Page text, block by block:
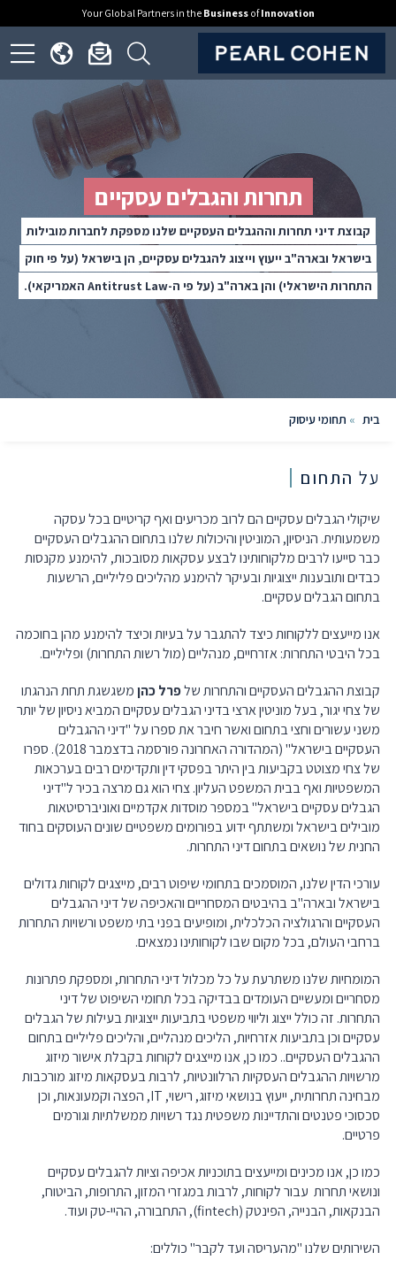
Your Global Partners in the BusinessofInnovation
Click
to
open
search
form
Click
to
open
dialog
Click
to
open
menu
תחרות והגבלים עסקיים
קבוצת דיני תחרות וההגבלים העסקיים שלנו מספקת לחברות מובילות
בישראל ובארה"ב ייעוץ וייצוג להגבלים עסקיים, הן בישראל (על פי חוק
התחרות הישראלי) והן בארה"ב (על פי ה-Antitrust Law האמריקאי).
בית » תחומי עיסוק
על התחום
שיקולי הגבלים עסקיים הם לרוב מכריעים ואף קריטיים בכל עסקה
משמעותית. הניסיון, המוניטין והיכולות שלנו בתחום ההגבלים העסקיים
כבר סייעו לרבים מלקוחותינו לבצע עסקאות מסובכות, להימנע מקנסות
כבדים ותובענות ייצוגיות ובעיקר להימנע מהליכים פליליים, הרשעות
בתחום הגבלים עסקיים.
אנו מייעצים ללקוחות כיצד להתגבר על בעיות וכיצד להימנע מהן בחוכמה
בכל היבטי התחרות: אזרחיים, מנהליים (מול רשות התחרות) ופליליים.
קבוצת ההגבלים העסקיים והתחרות שלפרל כהןמשגשגת תחת הנהגתו
של צחי יגור, בעל מוניטין ארצי בדיני הגבלים עסקיים המביא ניסיון של יותר
משני עשורים וחצי בתחום ואשר חיבר את ספרו על "דיני ההגבלים
העסקיים בישראל" (המהדורה האחרונה פורסמה בדצמבר 2018). ספרו
של צחי מצוטט בקביעות בין היתר בפסקי דין ותקדימים רבים בערכאות
המשפטיות ואף בבית המשפט העליון. צחי הוא גם מרצה בכיר ל"דיני
הגבלים עסקיים בישראל" במספר מוסדות אקדמיים ואוניברסיטאות
מובילים בישראל ומשתתף ידוע בפורומים משפטיים שונים העוסקים בחוד
החנית של נושאים בתחום דיני התחרות.
עורכי הדין שלנו, המוסמכים בתחומי שיפוט רבים, מייצגים לקוחות גדולים
בישראל ובארה"ב בהיבטים המסחריים והאכיפה של דיני ההגבלים
העסקיים והרגולציה הכלכלית, ומופיעים בפני בתי משפט ורשויות התחרות
ברחבי העולם, בכל מקום שבו לקוחותינו נמצאים.
המומחיות שלנו משתרעת על כל מכלול דיני התחרות, ומספקת פתרונות
מסחריים ומעשיים העומדים בבדיקה בכל תחומי השיפוט של דיני
התחרות. זה כולל ייצוג וליווי משפטי בתביעות ייצוגיות בעילות של הגבלים
עסקיים וכן בתביעות אזרחיות, הליכים מנהליים, והליכים פליליים בתחום
ההגבלים העסקיים.. כמו כן, אנו מייצגים לקוחות בקבלת אישור מיזוג
מרשויות ההגבלים העסקיות הרלוונטיות, לרבות בעסקאות מיזוג מורכבות
מבחינה תחרותית, ייעוץ בנושאי מיזוג, רישוי, IT, הפצה וקמעונאות, וכן
סכסוכי פטנטים והתדיינות משפטית נגד רשויות ממשלתיות וגורמים
פרטיים.
כמו כן, אנו מכינים ומייעצים בתוכניות אכיפה וציות להגבלים עסקיים
ונושאי תחרות עבור לקוחות, לרבות במגזרי המזון, התרופות, הביטוח,
הבנקאות, הבנייה, הפינטק (fintech), התחבורה, ההיי-טק ועוד.
השירותים שלנו "מהעריסה ועד לקבר" כוללים: